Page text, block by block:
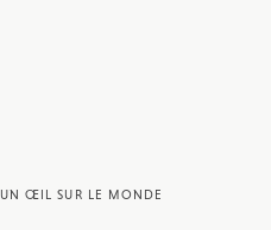
UN ŒIL SUR LE MONDE